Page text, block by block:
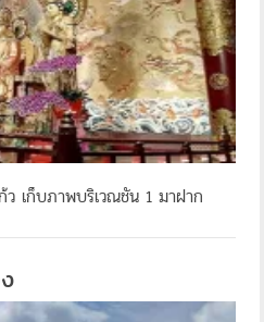
ว เก็บภาพบริเวณชัน 1 มาฝาก